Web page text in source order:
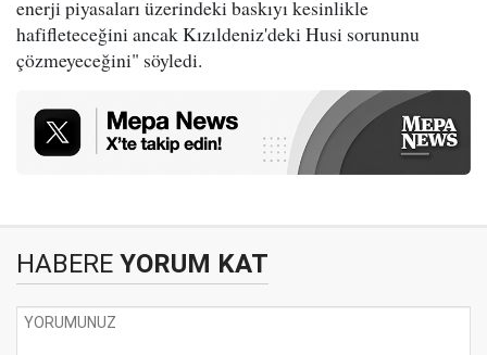
enerji piyasaları üzerindeki baskıyı kesinlikle
hafifleteceğini ancak Kızıldeniz'deki Husi sorununu
çözmeyeceğini" söyledi.
HABERE YORUM KAT